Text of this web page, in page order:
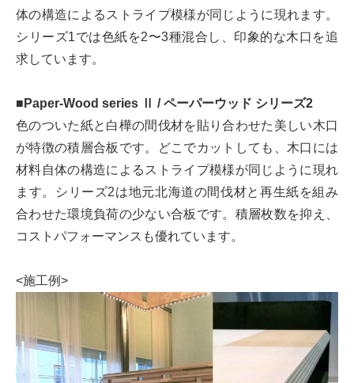
体の構造によるストライプ模様が同じように現れます。
シリーズ1では色紙を2〜3種混合し、印象的な木口を追
求しています。
■Paper-Wood series Ⅱ / ペーパーウッド シリーズ2
色のついた紙と白樺の間伐材を貼り合わせた美しい木口
が特徴の積層合板です。どこでカットしても、木口には
材料自体の構造によるストライプ模様が同じように現れ
ます。シリーズ2は地元北海道の間伐材と再生紙を組み
合わせた環境負荷の少ない合板です。積層枚数を抑え、
コストパフォーマンスも優れています。
<施工例>